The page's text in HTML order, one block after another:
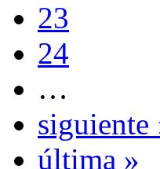
23
24
…
siguiente
última »